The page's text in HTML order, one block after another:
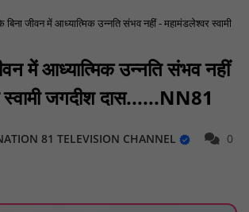
जीवन में आध्यात्मिक उन्नति संभव नहीं - महामंडलेश्वर स्वामी
में आध्यात्मिक उन्नति संभव नहीं
जगदीश दास......NN81
81 TELEVISION CHANNEL 0